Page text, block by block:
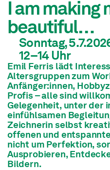
I am making
beautiful…
Sonntag,
12–14Uhr
Emil Ferris lädt
Altersgruppen zum
Anfänger:innen,
Profis – alle sind
Gelegenheit, unter der
einfühlsamen
Zeichnerin selbst
offenen und
nicht um Perfektion,
Ausprobieren,
Bildern.